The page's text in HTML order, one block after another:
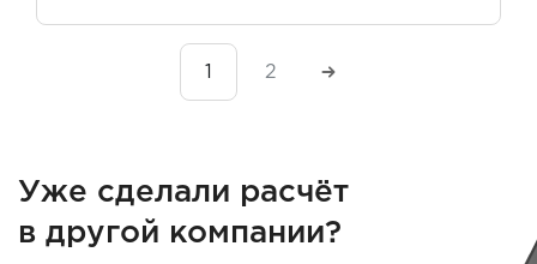
2
Уже сделали расчёт
в другой компании?